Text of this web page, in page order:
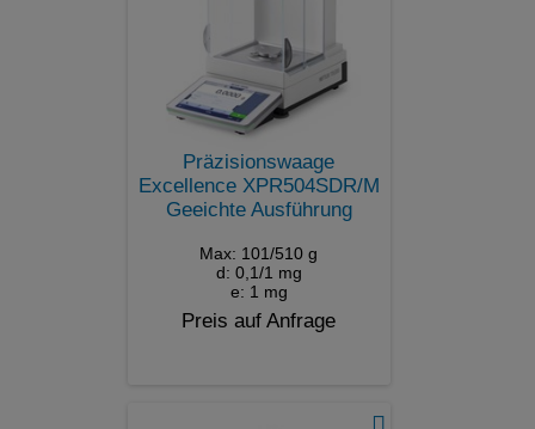
Präzisionswaage
Excellence XPR504SDR/M
Geeichte Ausführung
Max: 101/510 g
d: 0,1/1 mg
e: 1 mg
Preis auf Anfrage